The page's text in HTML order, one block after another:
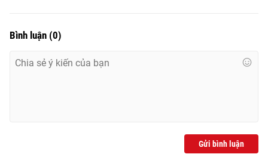
Bình luận (0)
Gửi bình luận